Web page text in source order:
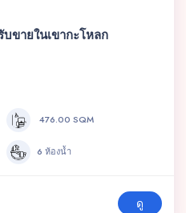
ขายในเขากะโหลก
476.00 SQM
6 ห้องน้ำ
ดู